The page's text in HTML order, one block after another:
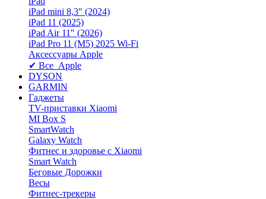
iPad mini 8,3″ (2024)
iPad 11 (2025)
iPad Air 11" (2026)
iPad Pro 11 (M5) 2025 Wi-Fi
Аксессуары Apple
✔ Все Apple
DYSON
GARMIN
Гаджеты
TV-приставки Xiaomi
MI Box S
SmartWatch
Galaxy Watch
Фитнес и здоровье с Xiaomi
Smart Watch
Беговые Дорожки
Весы
Фитнес-трекеры